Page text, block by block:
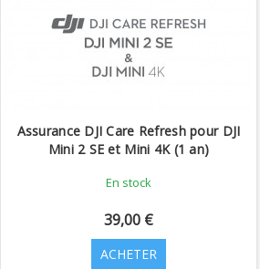
Assurance DJI Care Refresh pour DJI
Mini 2 SE et Mini 4K (1 an)
En stock
39,00 €
ACHETER